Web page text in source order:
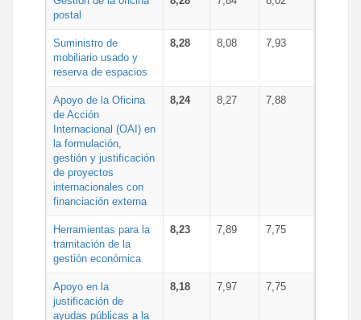
postal
Suministro de
mobiliario usado y
reserva de espacios
8,28 8,08 7,93
Apoyo de la Oficina
de Acción
Internacional (OAI) en
la formulación,
gestión y justificación
de proyectos
internacionales con
financiación externa
8,24 8,27 7,88
Herramientas para la
tramitación de la
gestión económica
8,23 7,89 7,75
Apoyo en la
justificación de
ayudas públicas a la
8,18 7,97 7,75